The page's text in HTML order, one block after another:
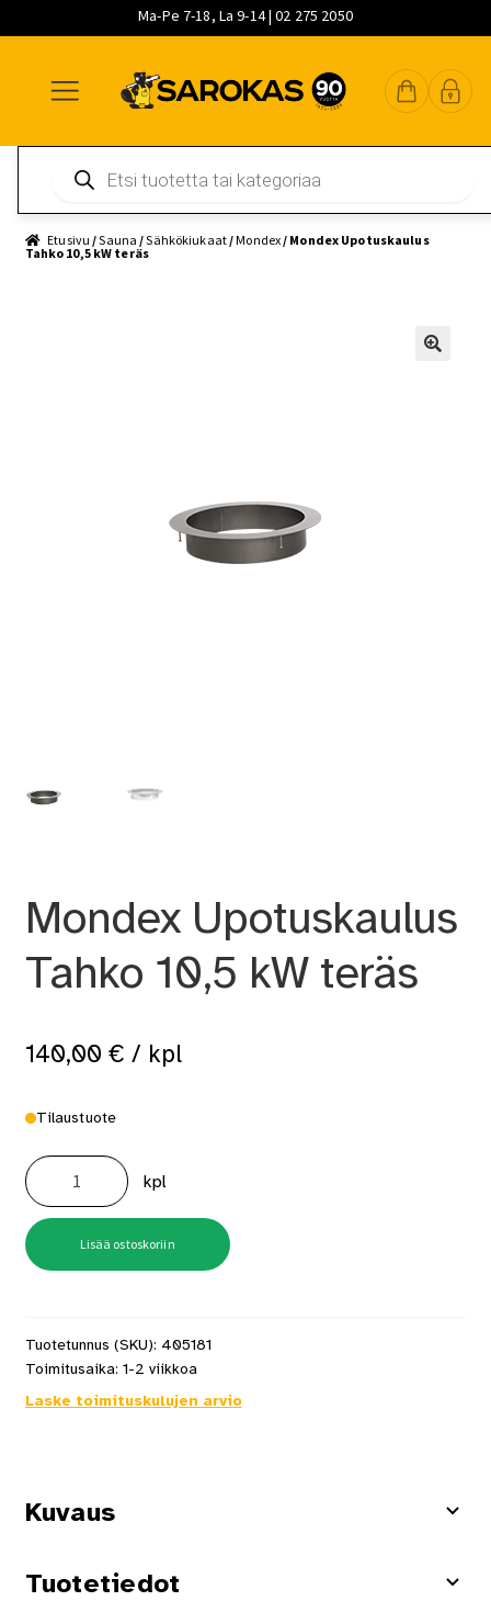
Ma-Pe 7-18, La 9-14 | 02 275 2050
navigointiin
sisältöön
pääsisältöön
search
Etusivu /Sauna /Sähkökiukaat/Mondex / Mondex Upotuskaulus
Tahko 10,5 kW teräs
Mondex Upotuskaulus
Tahko 10,5 kW teräs
140,00 € / kpl
Tilaustuote
Mondex
Upotuskaulus
Tahko
10,5
kW
teräs
määrä
kpl
Lisää ostoskoriin
Tuotetunnus (SKU): 405181
Toimitusaika: 1-2 viikkoa
Laske toimituskulujen arvio
Kuvaus
Tuotetiedot